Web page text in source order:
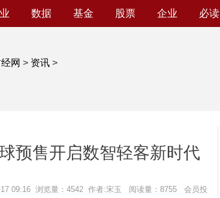
数据 基金 股票 企业 必读
网 > 资讯 >
预售开启数智轻客新时代
09:16 浏览量：4542 作者:宋玉 阅读量：8755 会员投